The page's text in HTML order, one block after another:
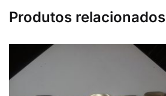
Produtos relacionados